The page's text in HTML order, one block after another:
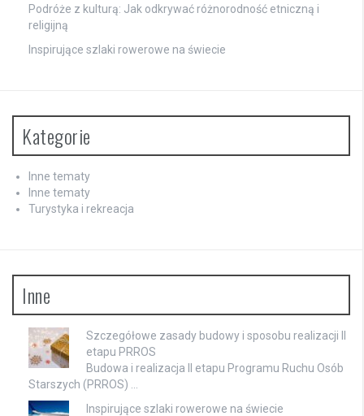
Podróże z kulturą: Jak odkrywać różnorodność etniczną i
religijną
Inspirujące szlaki rowerowe na świecie
Kategorie
Inne tematy
Inne tematy
Turystyka i rekreacja
Inne
Szczegółowe zasady budowy i sposobu realizacji II
etapu PRROS
Budowa i realizacja II etapu Programu Ruchu Osób
Starszych (PRROS) …
Inspirujące szlaki rowerowe na świecie